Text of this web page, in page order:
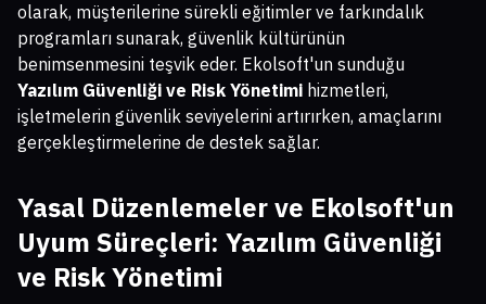
olarak, müşterilerine sürekli eğitimler ve farkındalık
programları sunarak, güvenlik kültürünün
benimsenmesini teşvik eder. Ekolsoft'un sunduğu
Yazılım Güvenliği ve Risk Yönetimi hizmetleri,
işletmelerin güvenlik seviyelerini artırırken, amaçlarını
gerçekleştirmelerine de destek sağlar.
Yasal Düzenlemeler ve Ekolsoft'un
Uyum Süreçleri: Yazılım Güvenliği
ve Risk Yönetimi